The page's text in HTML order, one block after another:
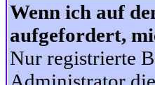
Wenn ich auf
aufgefordert,
Nur registrierte